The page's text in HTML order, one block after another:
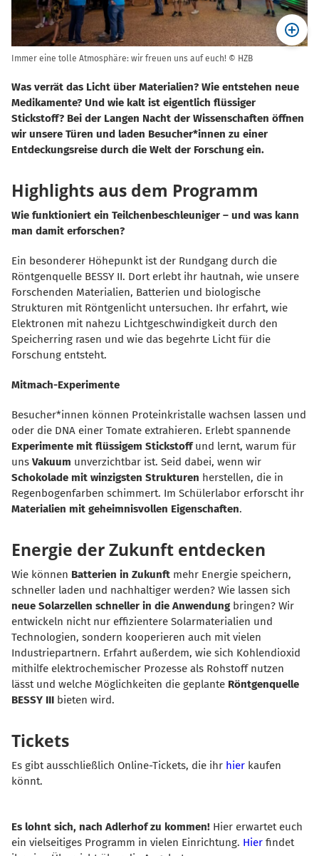
Immer eine tolle Atmosphäre: wir freuen uns auf euch! © HZB
Was verrät das Licht über Materialien? Wie entstehen neue
Medikamente? Und wie kalt ist eigentlich flüssiger
Stickstoff? Bei der Langen Nacht der Wissenschaften öffnen
wir unsere Türen und laden Besucher*innen zu einer
Entdeckungsreise durch die Welt der Forschung ein.
Highlights aus dem Programm
Wie funktioniert ein Teilchenbeschleuniger – und was kann
man damit erforschen?
Ein besonderer Höhepunkt ist der Rundgang durch die
Röntgenquelle BESSY II. Dort erlebt ihr hautnah, wie unsere
Forschenden Materialien, Batterien und biologische
Strukturen mit Röntgenlicht untersuchen. Ihr erfahrt, wie
Elektronen mit nahezu Lichtgeschwindigkeit durch den
Speicherring rasen und wie das begehrte Licht für die
Forschung entsteht.
Mitmach-Experimente
Besucher*innen können Proteinkristalle wachsen lassen und
oder die DNA einer Tomate extrahieren. Erlebt spannende
Experimente mit flüssigem Stickstoffund lernt, warum für
uns Vakuum unverzichtbar ist. Seid dabei, wenn wir
Schokolade mit winzigsten Strukturen herstellen, die in
Regenbogenfarben schimmert. Im Schülerlabor erforscht ihr
Materialien mit geheimnisvollen Eigenschaften.
Energie der Zukunft entdecken
Wie können Batterien in Zukunft mehr Energie speichern,
schneller laden und nachhaltiger werden? Wie lassen sich
neue Solarzellen schneller in die Anwendung bringen? Wir
entwickeln nicht nur effizientere Solarmaterialien und
Technologien, sondern kooperieren auch mit vielen
Industriepartnern. Erfahrt außerdem, wie sich Kohlendioxid
mithilfe elektrochemischer Prozesse als Rohstoff nutzen
lässt und welche Möglichkeiten die geplante Röntgenquelle
BESSY III bieten wird.
Tickets
Es gibt ausschließlich Online-Tickets, die ihr hier kaufen
könnt.
Es lohnt sich, nach Adlerhof zu kommen! Hier erwartet euch
ein vielseitiges Programm in vielen Einrichtung. Hier findet